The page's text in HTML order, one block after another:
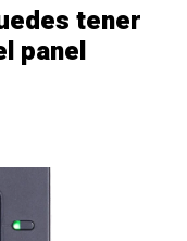
tener
panel